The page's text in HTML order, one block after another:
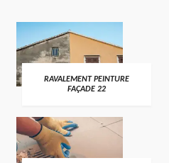
RAVALEMENT PEINTURE
FAÇADE 22